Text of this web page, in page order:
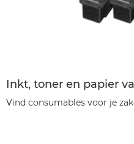
Inkt, toner en papier
Vind consumables voor je